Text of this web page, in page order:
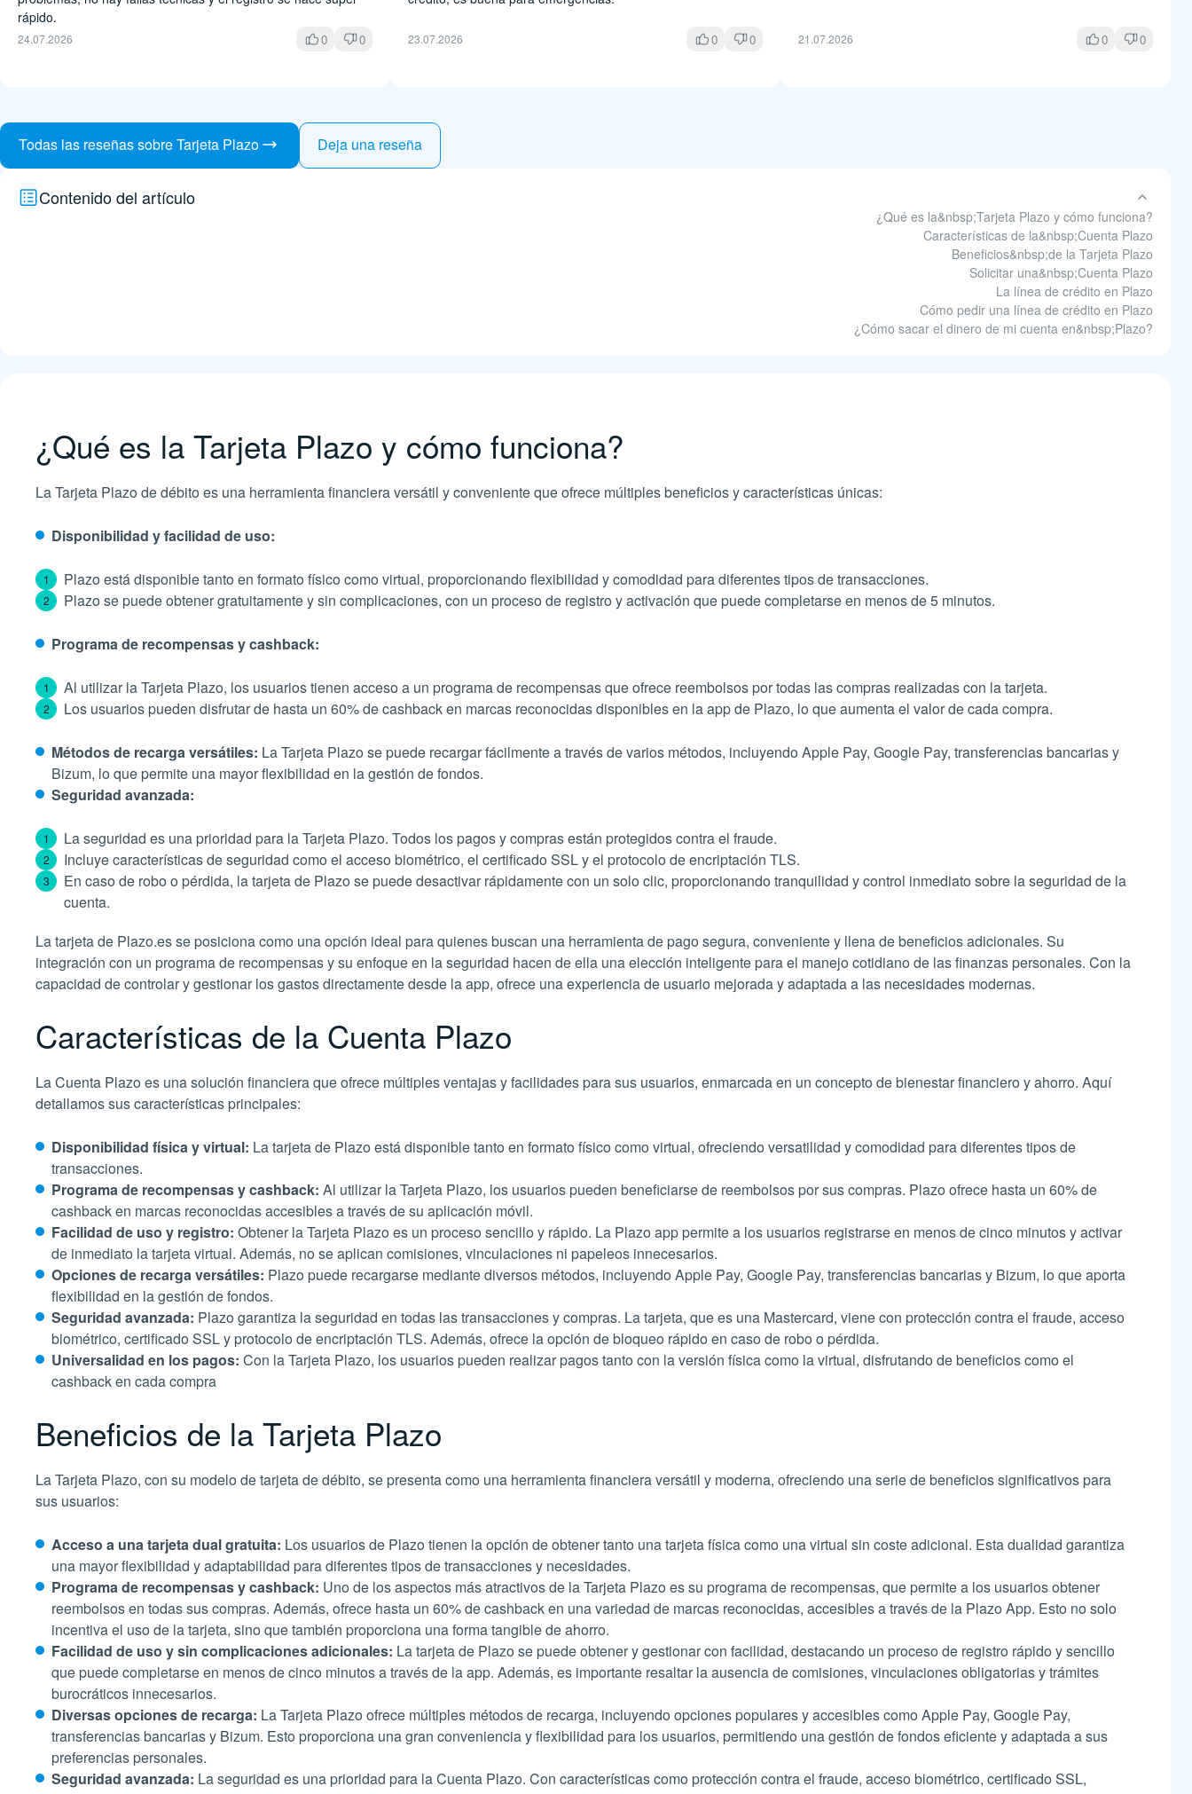
rápido.
24.07.2026 0 0 23.07.2026 0 0 21.07.2026 0 0
Todas las reseñas sobre Tarjeta Plazo Deja una reseña
Contenido del artículo
¿Qué es la&nbsp;Tarjeta Plazo y cómo funciona?
Características de la&nbsp;Cuenta Plazo
Beneficios&nbsp;de la Tarjeta Plazo
Solicitar una&nbsp;Cuenta Plazo
La línea de crédito en Plazo
Cómo pedir una línea de crédito en Plazo
¿Cómo sacar el dinero de mi cuenta en&nbsp;Plazo?
¿Qué es la Tarjeta Plazo y cómo funciona?
La Tarjeta Plazo de débito es una herramienta financiera versátil y conveniente que ofrece múltiples beneficios y características únicas:
Disponibilidad y facilidad de uso:
Plazo está disponible tanto en formato físico como virtual, proporcionando flexibilidad y comodidad para diferentes tipos de transacciones.
Plazo se puede obtener gratuitamente y sin complicaciones, con un proceso de registro y activación que puede completarse en menos de 5 minutos​​​​​​.
Programa de recompensas y cashback:
Al utilizar la Tarjeta Plazo, los usuarios tienen acceso a un programa de recompensas que ofrece reembolsos por todas las compras realizadas con la tarjeta.
Los usuarios pueden disfrutar de hasta un 60% de cashback en marcas reconocidas disponibles en la app de Plazo, lo que aumenta el valor de cada compra​​​​.
Métodos de recarga versátiles: La Tarjeta Plazo se puede recargar fácilmente a través de varios métodos, incluyendo Apple Pay, Google Pay, transferencias bancarias y
Bizum, lo que permite una mayor flexibilidad en la gestión de fondos​​.
Seguridad avanzada:
La seguridad es una prioridad para la Tarjeta Plazo. Todos los pagos y compras están protegidos contra el fraude.
Incluye características de seguridad como el acceso biométrico, el certificado SSL y el protocolo de encriptación TLS.
En caso de robo o pérdida, la tarjeta de Plazo se puede desactivar rápidamente con un solo clic, proporcionando tranquilidad y control inmediato sobre la seguridad de la
cuenta​​.
La tarjeta de Plazo.es se posiciona como una opción ideal para quienes buscan una herramienta de pago segura, conveniente y llena de beneficios adicionales. Su
integración con un programa de recompensas y su enfoque en la seguridad hacen de ella una elección inteligente para el manejo cotidiano de las finanzas personales. Con la
capacidad de controlar y gestionar los gastos directamente desde la app, ofrece una experiencia de usuario mejorada y adaptada a las necesidades modernas.
Características de la Cuenta Plazo
La Cuenta Plazo es una solución financiera que ofrece múltiples ventajas y facilidades para sus usuarios, enmarcada en un concepto de bienestar financiero y ahorro. Aquí
detallamos sus características principales:
Disponibilidad física y virtual: La tarjeta de Plazo está disponible tanto en formato físico como virtual, ofreciendo versatilidad y comodidad para diferentes tipos de
transacciones​​.
Programa de recompensas y cashback: Al utilizar la Tarjeta Plazo, los usuarios pueden beneficiarse de reembolsos por sus compras. Plazo ofrece hasta un 60% de
cashback en marcas reconocidas accesibles a través de su aplicación móvil​​.
Facilidad de uso y registro: Obtener la Tarjeta Plazo es un proceso sencillo y rápido. La Plazo app permite a los usuarios registrarse en menos de cinco minutos y activar
de inmediato la tarjeta virtual. Además, no se aplican comisiones, vinculaciones ni papeleos innecesarios​​.
Opciones de recarga versátiles: Plazo puede recargarse mediante diversos métodos, incluyendo Apple Pay, Google Pay, transferencias bancarias y Bizum, lo que aporta
flexibilidad en la gestión de fondos​​.
Seguridad avanzada: Plazo garantiza la seguridad en todas las transacciones y compras. La tarjeta, que es una Mastercard, viene con protección contra el fraude, acceso
biométrico, certificado SSL y protocolo de encriptación TLS. Además, ofrece la opción de bloqueo rápido en caso de robo o pérdida​​.
Universalidad en los pagos: Con la Tarjeta Plazo, los usuarios pueden realizar pagos tanto con la versión física como la virtual, disfrutando de beneficios como el
cashback en cada compra​
Beneficios de la Tarjeta Plazo
La Tarjeta Plazo, con su modelo de tarjeta de débito, se presenta como una herramienta financiera versátil y moderna, ofreciendo una serie de beneficios significativos para
sus usuarios:
Acceso a una tarjeta dual gratuita: Los usuarios de Plazo tienen la opción de obtener tanto una tarjeta física como una virtual sin coste adicional. Esta dualidad garantiza
una mayor flexibilidad y adaptabilidad para diferentes tipos de transacciones y necesidades​​.
Programa de recompensas y cashback: Uno de los aspectos más atractivos de la Tarjeta Plazo es su programa de recompensas, que permite a los usuarios obtener
reembolsos en todas sus compras. Además, ofrece hasta un 60% de cashback en una variedad de marcas reconocidas, accesibles a través de la Plazo App. Esto no solo
incentiva el uso de la tarjeta, sino que también proporciona una forma tangible de ahorro​​.
Facilidad de uso y sin complicaciones adicionales: La tarjeta de Plazo se puede obtener y gestionar con facilidad, destacando un proceso de registro rápido y sencillo
que puede completarse en menos de cinco minutos a través de la app. Además, es importante resaltar la ausencia de comisiones, vinculaciones obligatorias y trámites
burocráticos innecesarios​​.
Diversas opciones de recarga: La Tarjeta Plazo ofrece múltiples métodos de recarga, incluyendo opciones populares y accesibles como Apple Pay, Google Pay,
transferencias bancarias y Bizum. Esto proporciona una gran conveniencia y flexibilidad para los usuarios, permitiendo una gestión de fondos eficiente y adaptada a sus
preferencias personales​​.
Seguridad avanzada: La seguridad es una prioridad para la Cuenta Plazo. Con características como protección contra el fraude, acceso biométrico, certificado SSL,